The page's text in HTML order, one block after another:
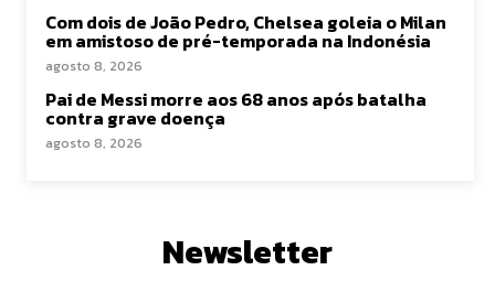
Com dois de João Pedro, Chelsea goleia o Milan
em amistoso de pré-temporada na Indonésia
agosto 8, 2026
Pai de Messi morre aos 68 anos após batalha
contra grave doença
agosto 8, 2026
Newsletter